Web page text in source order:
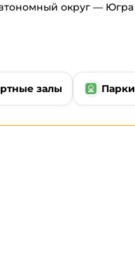
округ — Югра
залы Парки